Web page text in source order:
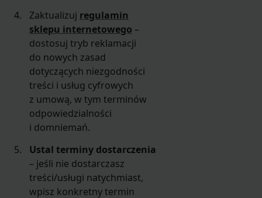
Zaktualizuj regulamin
sklepu internetowego –
dostosuj tryb reklamacji
do nowych zasad
dotyczących niezgodności
treści i usług cyfrowych
z umową, w tym terminów
odpowiedzialności
i domniemań.
Ustal terminy dostarczenia
– jeśli nie dostarczasz
treści/usługi natychmiast,
wpisz konkretny termin